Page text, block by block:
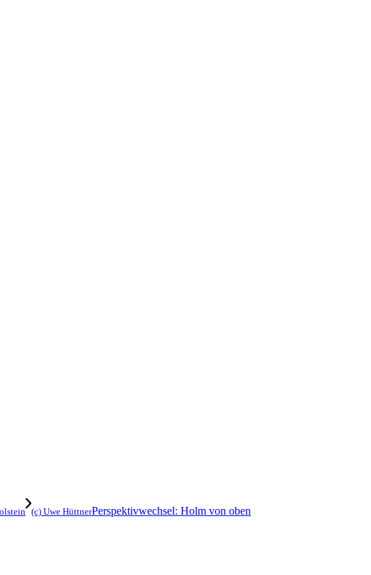
(c) Uwe HüttnerPerspektivwechsel: Holm von oben